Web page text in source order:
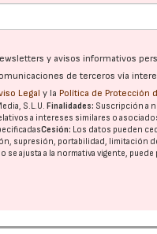
y avisos informativos
de terceros vía
Legal y la Política de Protección
S.L.U. Finalidades: Suscripción a
a intereses similares o
Cesión: Los datos pueden
supresión, portabilidad, limitación
se ajusta a la normativa vigente,